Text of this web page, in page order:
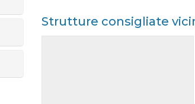
Strutture consigliate